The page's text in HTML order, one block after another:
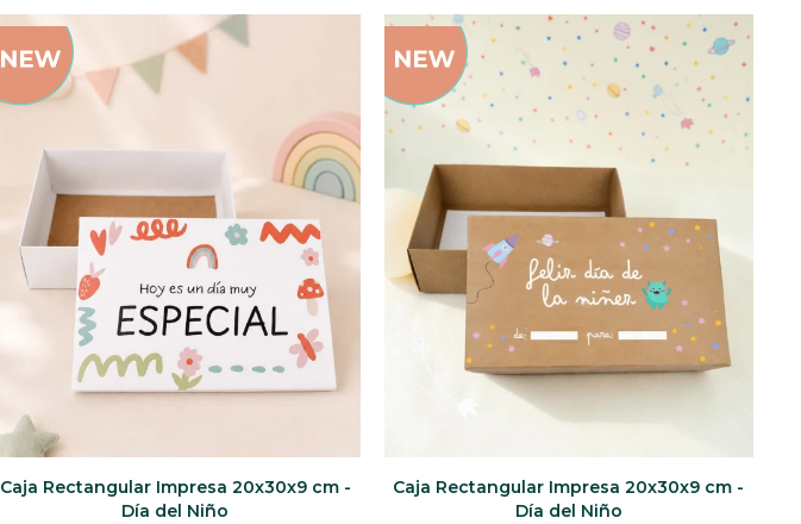
Caja Rectangular Impresa 20x30x9 cm -
Día del Niño
Caja Rectangular Impresa 20x30x9 cm -
Día del Niño